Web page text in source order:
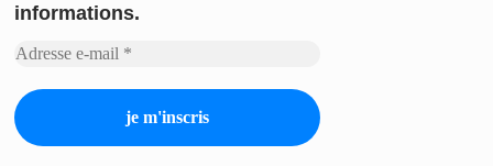
informations.